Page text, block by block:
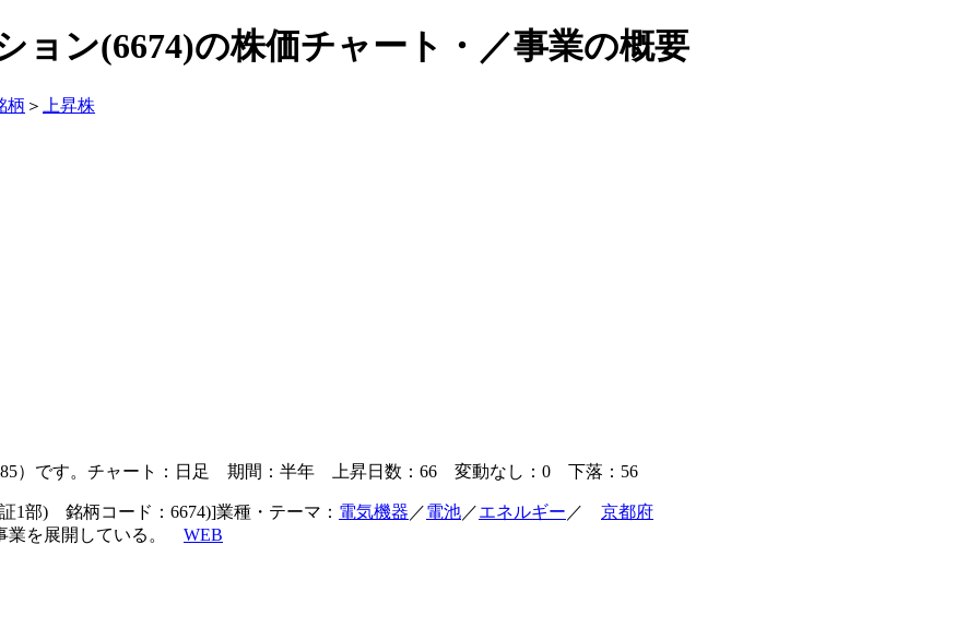
ョン(6674)の株価チャート・／事業の概要
柄 ＞ 上昇株
）です。チャート：日足 期間：半年 上昇日数：66 変動なし：0 下落：56
1部) 銘柄コード：6674)]業種・テーマ： 電気機器 ／電池／エネルギー ／ 京都府
業を展開している。 WEB